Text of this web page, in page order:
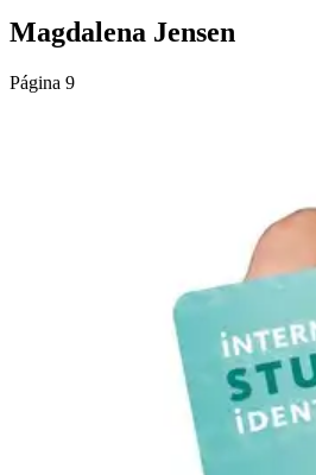
Magdalena Jensen
Página 9